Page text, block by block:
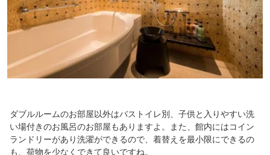
ダブルルームのお部屋以外はバストイレ別、子供と入りやすい洗
い場付きのお風呂のお部屋もありますよ。また、館内にはコイン
ランドリーがあり洗濯ができるので、着替えを最小限にできるの
も、荷物を少なくできて良いですね。